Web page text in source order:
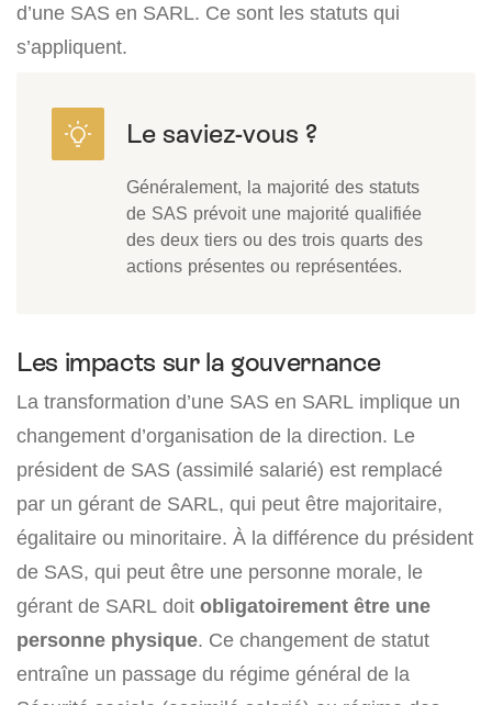
d’une SAS en SARL. Ce sont les statuts qui
s’appliquent.
Généralement, la majorité des statuts
de SAS prévoit une majorité qualifiée
des deux tiers ou des trois quarts des
actions présentes ou représentées.
Les impacts sur la gouvernance
La transformation d’une SAS en SARL implique un
changement d’organisation de la direction. Le
président de SAS (assimilé salarié) est remplacé
par un gérant de SARL, qui peut être majoritaire,
égalitaire ou minoritaire. À la différence du président
de SAS, qui peut être une personne morale, le
gérant de SARL doit obligatoirement être une
personne physique. Ce changement de statut
entraîne un passage du régime général de la